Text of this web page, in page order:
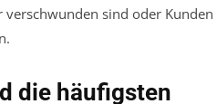
verschwunden sind oder
die häufigsten